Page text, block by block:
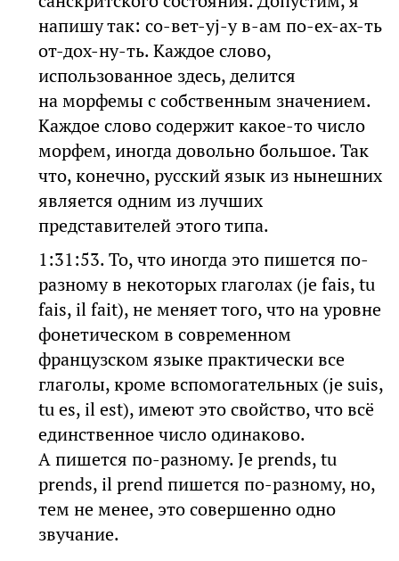
напишу так: со-вет-уj-у в-ам по-ех-ах-ть
от-дох-ну-ть. Каждое слово,
использованное здесь, делится
на морфемы с собственным значением.
Каждое слово содержит какое-то число
морфем, иногда довольно большое. Так
что, конечно, русский язык из нынешних
является одним из лучших
представителей этого типа.
1:31:53. То, что иногда это пишется по-
разному в некоторых глаголах (je fais, tu
fais, il fait), не меняет того, что на уровне
фонетическом в современном
французском языке практически все
глаголы, кроме вспомогательных (je suis,
tu es, il est), имеют это свойство, что всё
единственное число одинаково.
А пишется по-разному. Je prends, tu
prends, il prend пишется по-разному, но,
тем не менее, это совершенно одно
звучание.